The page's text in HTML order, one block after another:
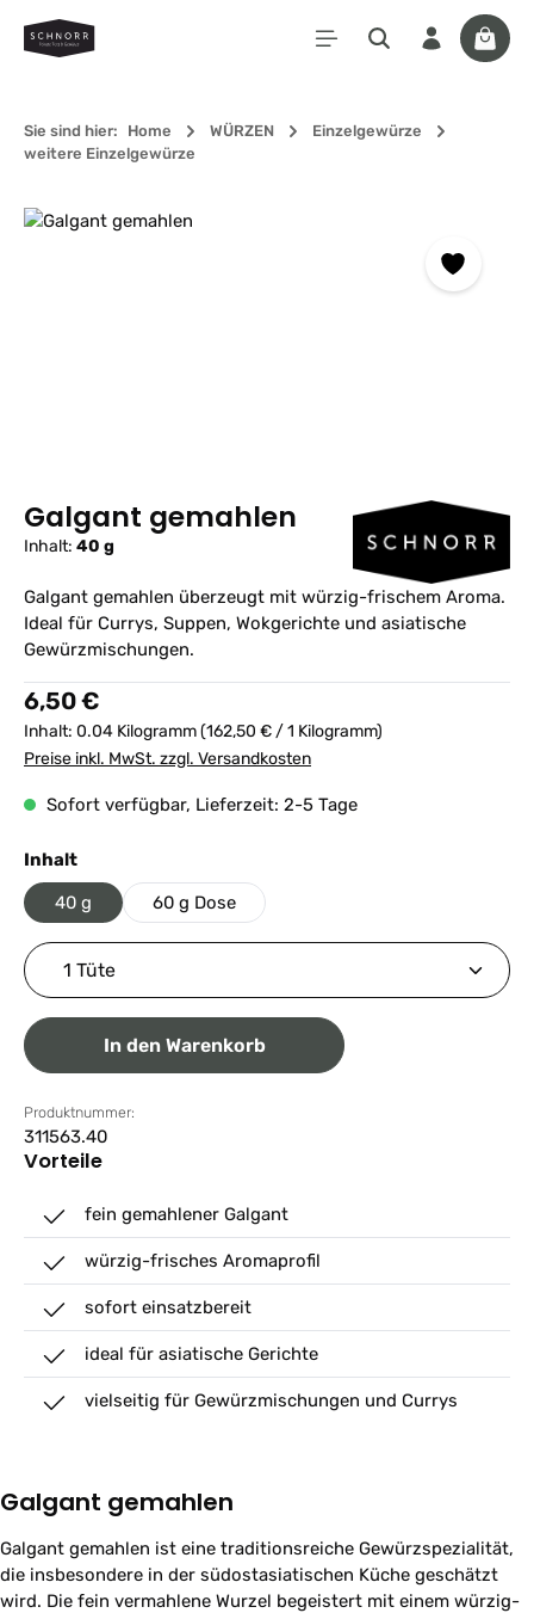
Zum Hauptinhalt springen
Sie sind hier: Home WÜRZEN
Einzelgewürze
weitere Einzelgewürze
Bildergalerie überspringen
Galgant gemahlen
Inhalt: 40 g
Galgant gemahlen überzeugt mit würzig-frischem Aroma.
Ideal für Currys, Suppen, Wokgerichte und asiatische
Gewürzmischungen.
Regulärer Preis:
6,50 €
Inhalt: 0.04 Kilogramm(162,50 € / 1 Kilogramm)
Preise inkl. MwSt. zzgl. Versandkosten
Sofort verfügbar, Lieferzeit: 2-5 Tage
Inhaltauswählen
40 g 60 g Dose
Produkt Anzahl: Gib den gewünschten Wert ein
In den Warenkorb
Produktnummer:
311563.40
Vorteile
fein gemahlener Galgant
würzig-frisches Aromaprofil
sofort einsatzbereit
ideal für asiatische Gerichte
vielseitig für Gewürzmischungen und Currys
Galgant gemahlen
Galgant gemahlen ist eine traditionsreiche Gewürzspezialität,
die insbesondere in der südostasiatischen Küche geschätzt
wird. Die fein vermahlene Wurzel begeistert mit einem würzig-